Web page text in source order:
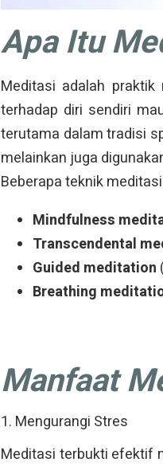
Apa Itu
Meditasi adalah
terhadap diri sendiri
terutama dalam tradisi
melainkan juga
Beberapa teknik
Mindfulness
Transcendental
Guided meditation
Breathing
Manfaat
1. Mengurangi Stres
Meditasi terbukti efektif